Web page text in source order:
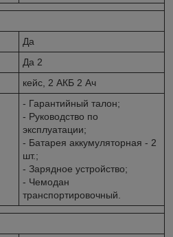
Да
Да 2
кейс, 2 АКБ 2 Ач
- Гарантийный талон;
- Руководство по
эксплуатации;
- Батарея аккумуляторная - 2
шт.;
- Зарядное устройство;
- Чемодан
транспортировочный.